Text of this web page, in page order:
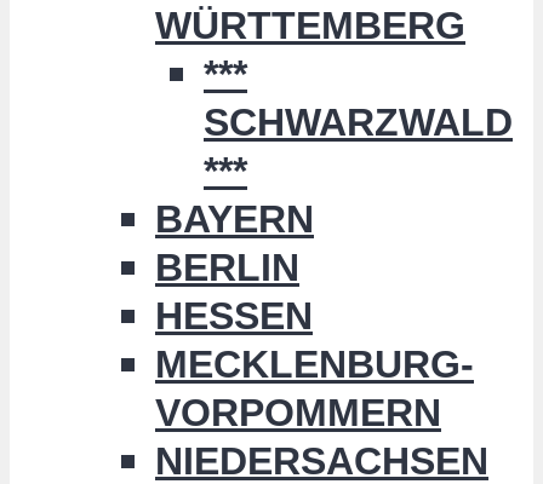
WÜRTTEMBERG
***
SCHWARZWALD
***
BAYERN
BERLIN
HESSEN
MECKLENBURG-
VORPOMMERN
NIEDERSACHSEN